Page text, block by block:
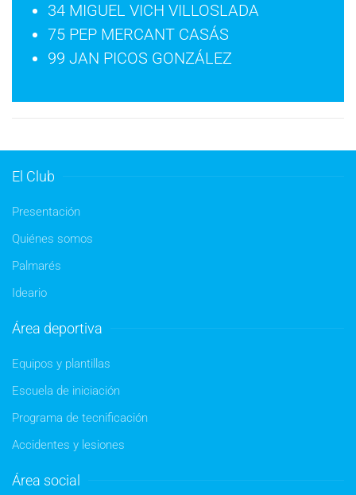
34 MIGUEL VICH VILLOSLADA
75 PEP MERCANT CASÁS
99 JAN PICOS GONZÁLEZ
El Club
Presentación
Quiénes somos
Palmarés
Ideario
Área deportiva
Equipos y plantillas
Escuela de iniciación
Programa de tecnificación
Accidentes y lesiones
Área social